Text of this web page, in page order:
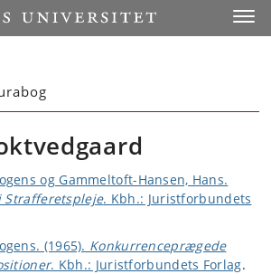
og Gammeltoft-Hansen, Hans.
Strafferetspleje. Kbh.: Juristforbundets
(1965). Konkurrenceprægede
. Kbh.: Juristforbundets Forlag.